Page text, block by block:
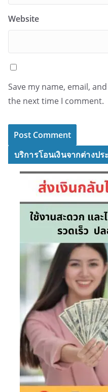
Website
Save my name, email,
the next time I comment.
บริการโอนเงินจากต่างปร